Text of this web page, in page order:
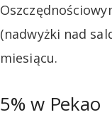
(nadwyżki nad
miesiącu.
5% w Pekao